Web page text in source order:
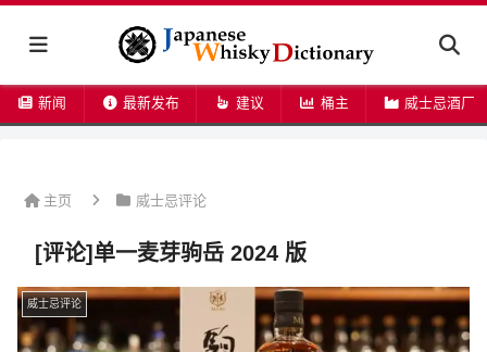
新闻 最新发布 建议 桶主 威士忌酒厂
主页 威士忌评论
[评论]单一麦芽驹岳 2024 版
威士忌评论